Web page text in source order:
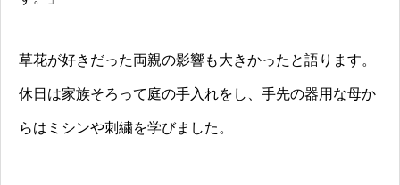
草花が好きだった両親の影響も大きかったと語ります。
休日は家族そろって庭の手入れをし、手先の器用な母か
らはミシンや刺繍を学びました。